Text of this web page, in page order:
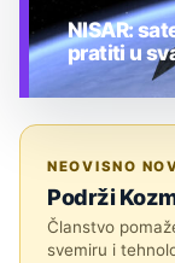
NISAR:
pratiti u
NEOVISNO
Podrži
Članstvo
svemiru i